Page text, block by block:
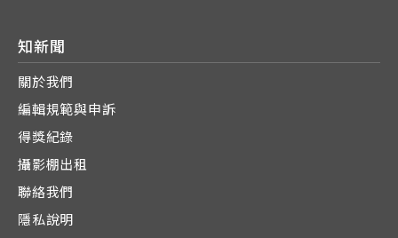
知新聞
關於我們
編輯規範與申訴
得獎紀錄
攝影棚出租
聯絡我們
隱私說明